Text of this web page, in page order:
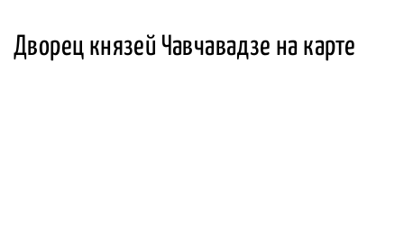
Дворец князей Чавчавадзе на карте